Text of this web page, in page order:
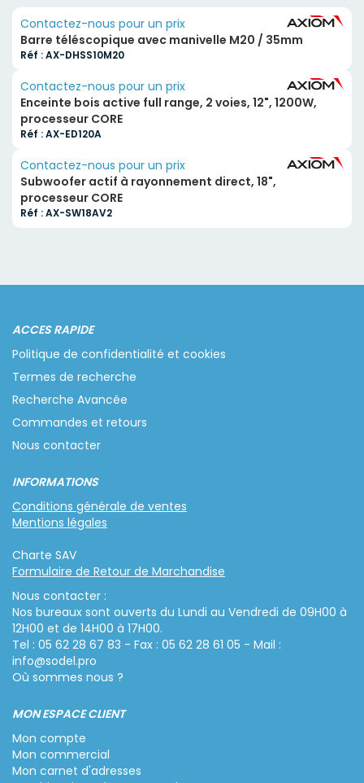
Contactez-nous pour un prix
Barre téléscopique avec manivelle M20 / 35mm
Réf : AX-DHSS10M20
Contactez-nous pour un prix
Enceinte bois active full range, 2 voies, 12", 1200W,
processeur CORE
Réf : AX-ED120A
Contactez-nous pour un prix
Subwoofer actif à rayonnement direct, 18",
processeur CORE
Réf : AX-SW18AV2
ACCES RAPIDE
Politique de confidentialité et cookies
Termes de recherche
Recherche Avancée
Commandes et retours
Nous contacter
INFORMATIONS
Conditions générale de ventes
Mentions légales
Charte SAV
Formulaire de Retour de Marchandise
Nous contacter :
Nos bureaux sont ouverts du Lundi au Vendredi de 09H00 à
12H00 et de 14H00 à 17H00.
Tel : 05 62 28 67 83 - Fax : 05 62 28 61 05 - Mail :
info@sodel.pro
Où sommes nous ?
MON ESPACE CLIENT
Mon compte
Mon commercial
Mon carnet d'adresses